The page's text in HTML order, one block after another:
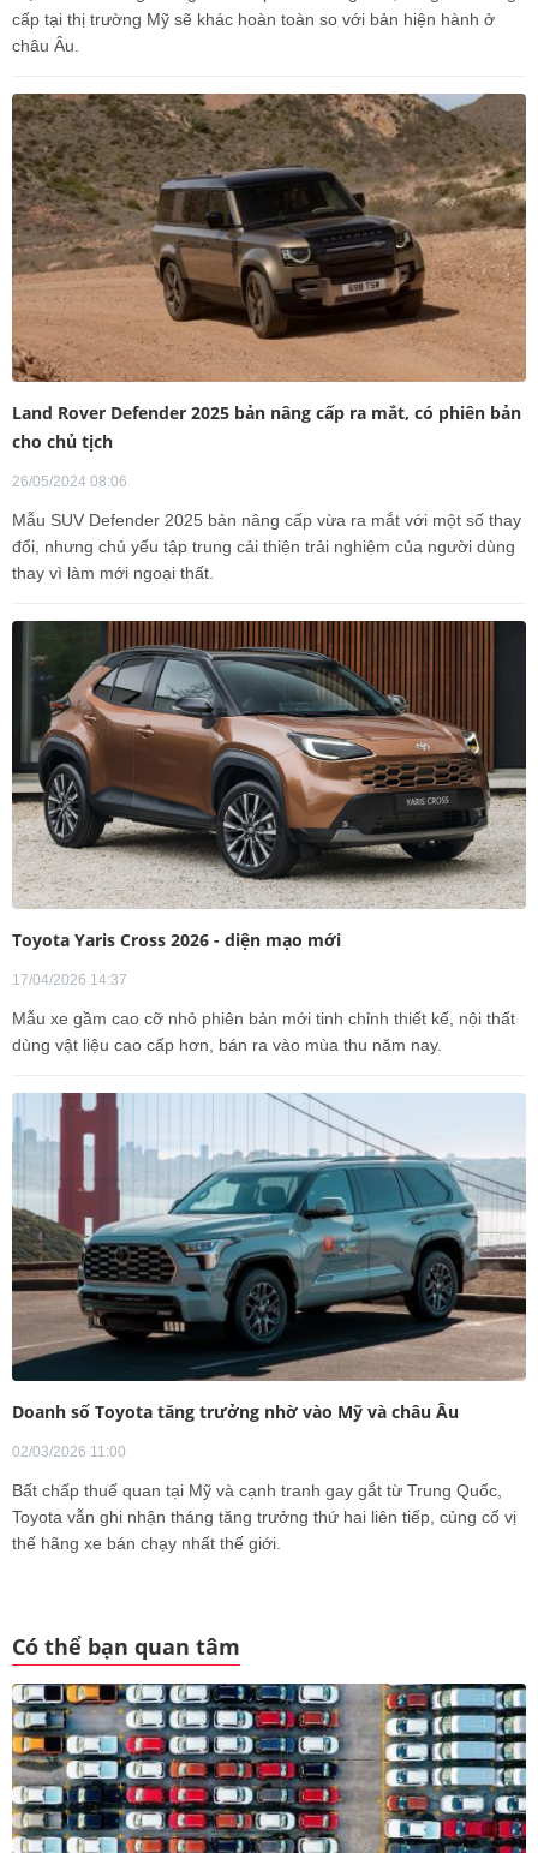
cấp tại thị trường Mỹ sẽ khác hoàn toàn so với bản hiện hành ở
châu Âu.
Land Rover Defender 2025 bản nâng cấp ra mắt, có phiên bản
cho chủ tịch
26/05/2024 08:06
Mẫu SUV Defender 2025 bản nâng cấp vừa ra mắt với một số thay
đổi, nhưng chủ yếu tập trung cải thiện trải nghiệm của người dùng
thay vì làm mới ngoại thất.
Toyota Yaris Cross 2026 - diện mạo mới
17/04/2026 14:37
Mẫu xe gầm cao cỡ nhỏ phiên bản mới tinh chỉnh thiết kế, nội thất
dùng vật liệu cao cấp hơn, bán ra vào mùa thu năm nay.
Doanh số Toyota tăng trưởng nhờ vào Mỹ và châu Âu
02/03/2026 11:00
Bất chấp thuế quan tại Mỹ và cạnh tranh gay gắt từ Trung Quốc,
Toyota vẫn ghi nhận tháng tăng trưởng thứ hai liên tiếp, củng cố vị
thế hãng xe bán chạy nhất thế giới.
Có thể bạn quan tâm